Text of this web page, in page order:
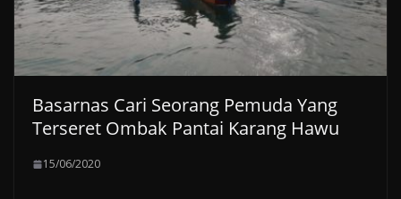
Basarnas Cari Seorang Pemuda Yang
Terseret Ombak Pantai Karang Hawu
15/06/2020